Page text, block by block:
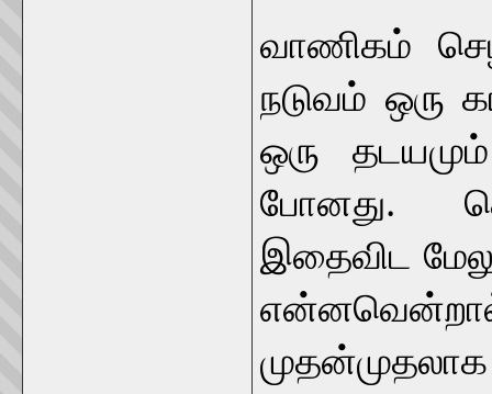
வாணிகம்
நடுவம் ஒரு
ஒரு
போனது.
இதைவிட